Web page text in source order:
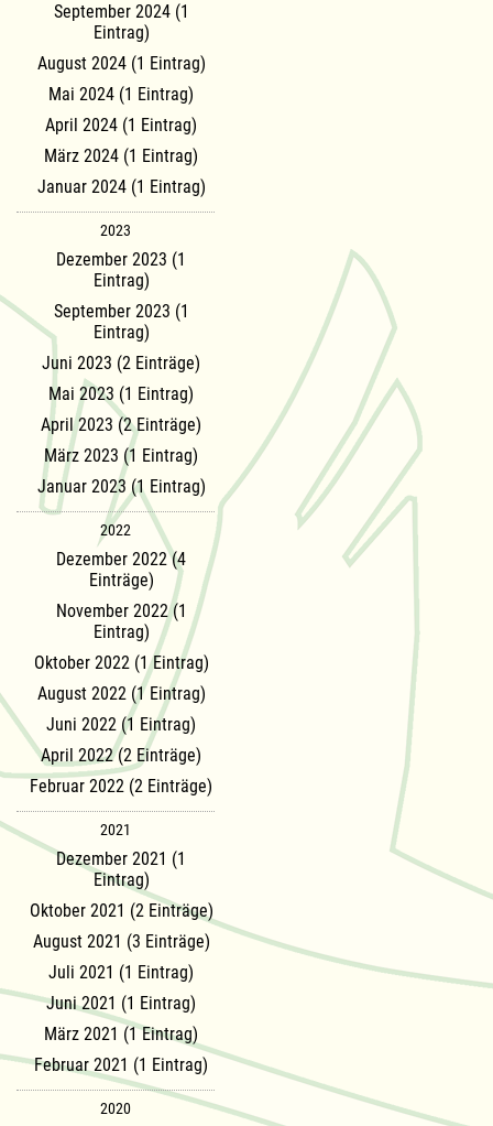
September 2024 (1
Eintrag)
August 2024 (1 Eintrag)
Mai 2024 (1 Eintrag)
April 2024 (1 Eintrag)
März 2024 (1 Eintrag)
Januar 2024 (1 Eintrag)
2023
Dezember 2023 (1
Eintrag)
September 2023 (1
Eintrag)
Juni 2023 (2 Einträge)
Mai 2023 (1 Eintrag)
April 2023 (2 Einträge)
März 2023 (1 Eintrag)
Januar 2023 (1 Eintrag)
2022
Dezember 2022 (4
Einträge)
November 2022 (1
Eintrag)
Oktober 2022 (1 Eintrag)
August 2022 (1 Eintrag)
Juni 2022 (1 Eintrag)
April 2022 (2 Einträge)
Februar 2022 (2 Einträge)
2021
Dezember 2021 (1
Eintrag)
Oktober 2021 (2 Einträge)
August 2021 (3 Einträge)
Juli 2021 (1 Eintrag)
Juni 2021 (1 Eintrag)
März 2021 (1 Eintrag)
Februar 2021 (1 Eintrag)
2020